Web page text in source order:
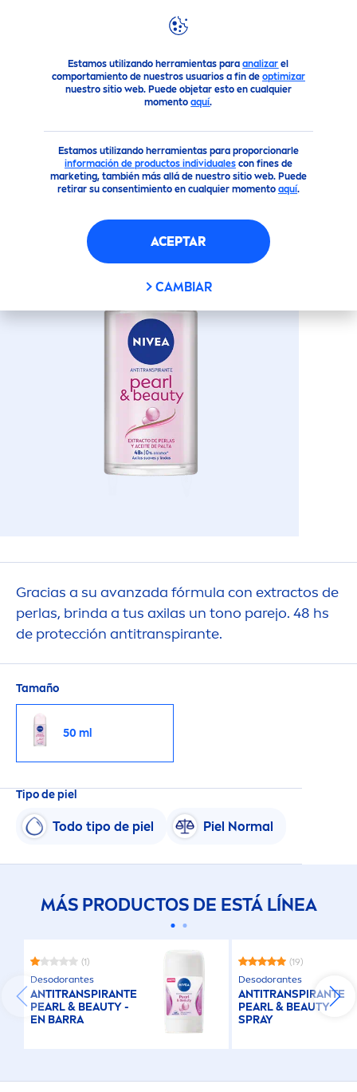
Estamos utilizando herramientas paraanalizar el
comportamiento de nuestros usuarios a fin de optimizar
nuestro sitio web. Puede objetar esto en cualquier
momentoaquí.
Estamos utilizando herramientas para proporcionarle
información de productos individualescon fines de
marketing, también más allá de nuestro sitio web. Puede
retirar su consentimiento en cualquier momento aquí.
ACEPTAR
CAMBIAR
Productos Loción Corporal Cremas Hidratantes
ANTITRANSPIRANTEPEARL
BEAUTY- ROLL-ON
Gracias a su avanzada fórmula con extractos de
perlas, brinda a tus axilas un tono parejo. 48 hs
de protección antitranspirante.
Tamaño
50 ml
Tipo de piel
Todo tipo de piel Piel Normal
MÁS PRODUCTOS DE ESTÁ LÍNEA
(1)
Desodorantes
ANTITRANSPIRANTE
PEARL& BEAUTY-
EN BARRA
(19)
Desodorantes
ANTITRANSPIRANTE
PEARL& BEAUTY
SPRAY